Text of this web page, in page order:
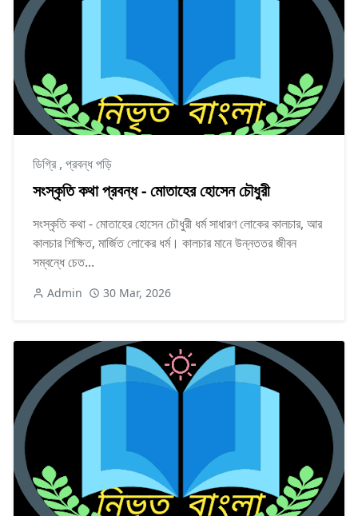
ডিগ্রি, প্রবন্ধ পড়ি
সংস্কৃতি কথা প্রবন্ধ - মোতাহের হোসেন চৌধুরী
সংস্কৃতি কথা - মোতাহের হোসেন চৌধুরী ধর্ম সাধারণ লোকের কালচার, আর
কালচার শিক্ষিত, মার্জিত লোকের ধর্ম। কালচার মানে উন্নততর জীবন
সম্বন্ধে চেত...
Admin 30 Mar, 2026